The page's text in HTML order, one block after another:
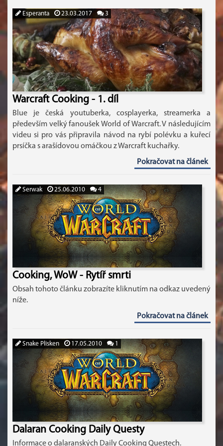
Esperanta 23.03.2017 3
Warcraft Cooking - 1. díl
Blue je česká youtuberka, cosplayerka, streamerka a
především velký fanoušek World of Warcraft. V následujícím
videu si pro vás připravila návod na rybí polévku a kuřecí
prsíčka s arašídovou omáčkou z Warcraft kuchařky.
Pokračovat na článek
Serwak 25.06.2010 4
Cooking, WoW - Rytíř smrti
Obsah tohoto článku zobrazíte kliknutím na odkaz uvedený
níže.
Pokračovat na článek
Snake Plisken 17.05.2010 1
Dalaran Cooking Daily Questy
Informace o dalaranských Daily Cooking Questech.